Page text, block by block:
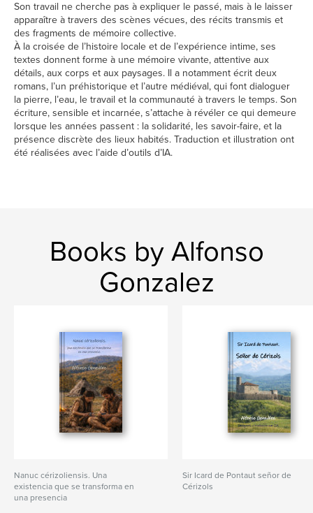
Son travail ne cherche pas à expliquer le passé, mais à le laisser
apparaître à travers des scènes vécues, des récits transmis et
des fragments de mémoire collective.
À la croisée de l’histoire locale et de l’expérience intime, ses
textes donnent forme à une mémoire vivante, attentive aux
détails, aux corps et aux paysages. Il a notamment écrit deux
romans, l’un préhistorique et l’autre médiéval, qui font dialoguer
la pierre, l’eau, le travail et la communauté à travers le temps. Son
écriture, sensible et incarnée, s’attache à révéler ce qui demeure
lorsque les années passent : la solidarité, les savoir-faire, et la
présence discrète des lieux habités. Traduction et illustration ont
été réalisées avec l’aide d’outils d’IA.
Books by Alfonso
Gonzalez
Nanuc cérizoliensis. Una
existencia que se transforma en
una presencia
Sir Icard de Pontaut señor de
Cérizols